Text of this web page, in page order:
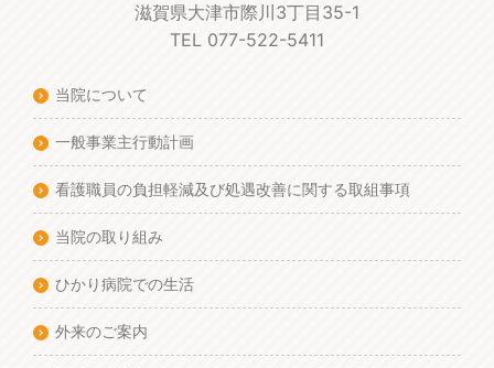
滋賀県大津市際川3丁目35-1
TEL 077-522-5411
当院について
一般事業主行動計画
看護職員の負担軽減及び処遇改善に関する取組事項
当院の取り組み
ひかり病院での生活
外来のご案内